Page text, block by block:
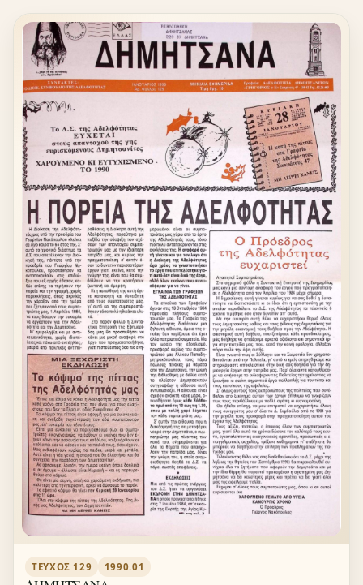
ΤΕΎΧΟΣ 129 1990.01